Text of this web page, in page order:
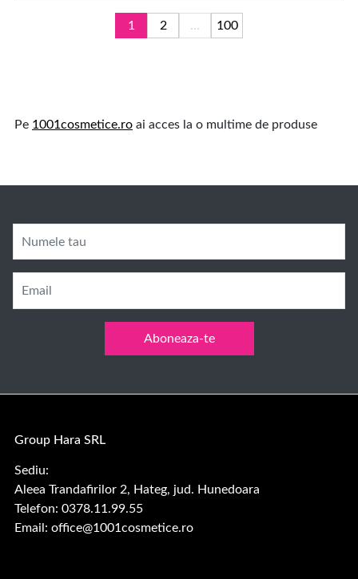
1 2 ... 100
Pe 1001cosmetice.ro ai acces la o multime de produse
Numele tau
Email
Aboneaza-te
Group Hara SRL
Sediu:
Aleea Trandafirilor 2, Hateg, jud. Hunedoara
Telefon: 0378.11.99.55
Email: office@1001cosmetice.ro